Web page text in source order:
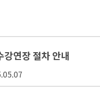
연장 절차 안내